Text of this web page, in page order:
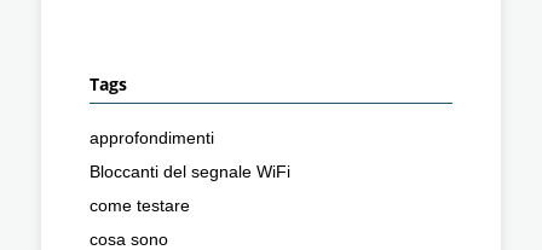
Tags
approfondimenti
Bloccanti del segnale WiFi
come testare
cosa sono